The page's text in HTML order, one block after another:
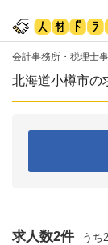
会計事務所・税理士
北海道小樽市の
求人数2件
うち